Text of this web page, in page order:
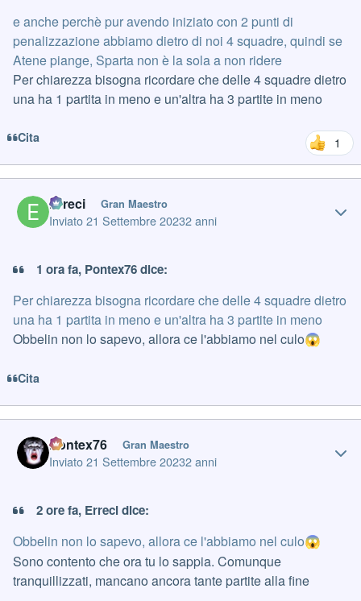
e anche perchè pur avendo iniziato con 2 punti di
penalizzazione abbiamo dietro di noi 4 squadre, quindi se
Atene piange, Sparta non è la sola a non ridere
Per chiarezza bisogna ricordare che delle 4 squadre dietro
una ha 1 partita in meno e un'altra ha 3 partite in meno
Cita 1
Erreci Gran Maestro
Inviato21 Settembre 20232 anni
1 ora fa, Pontex76 dice:
Per chiarezza bisogna ricordare che delle 4 squadre dietro
una ha 1 partita in meno e un'altra ha 3 partite in meno
Obbelin non lo sapevo, allora ce l'abbiamo nel culo😱
Cita
Pontex76 Gran Maestro
Inviato21 Settembre 20232 anni
2 ore fa, Erreci dice:
Obbelin non lo sapevo, allora ce l'abbiamo nel culo😱
Sono contento che ora tu lo sappia. Comunque
tranquillizzati, mancano ancora tante partite alla fine